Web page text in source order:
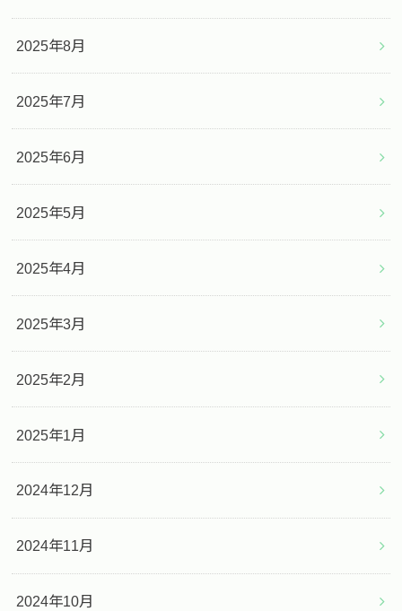
2025年8月
2025年7月
2025年6月
2025年5月
2025年4月
2025年3月
2025年2月
2025年1月
2024年12月
2024年11月
2024年10月